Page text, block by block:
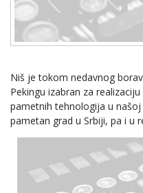
Niš je tokom nedavnog
Pekingu izabran za
pametnih tehnologija u
pametan grad u Srbiji, pa i u